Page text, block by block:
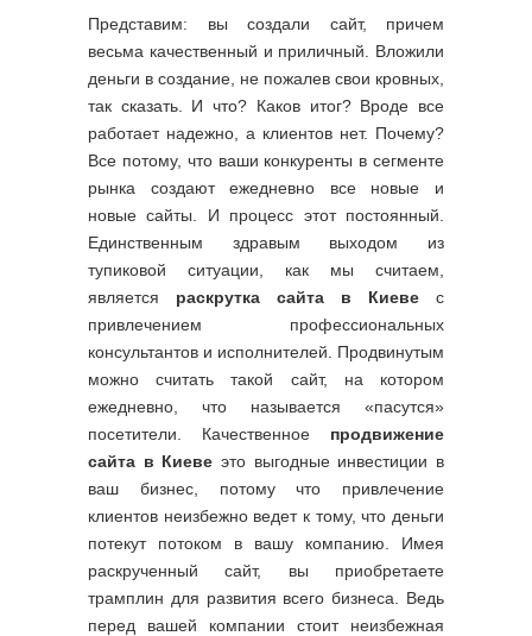
Представим: вы создали сайт, причем
весьма качественный и приличный. Вложили
деньги в создание, не пожалев свои кровных,
так сказать. И что? Каков итог? Вроде все
работает надежно, а клиентов нет. Почему?
Все потому, что ваши конкуренты в сегменте
рынка создают ежедневно все новые и
новые сайты. И процесс этот постоянный.
Единственным здравым выходом из
тупиковой ситуации, как мы считаем,
является раскрутка сайта в Киеве с
привлечением профессиональных
консультантов и исполнителей. Продвинутым
можно считать такой сайт, на котором
ежедневно, что называется «пасутся»
посетители. Качественное продвижение
сайта в Киеве это выгодные инвестиции в
ваш бизнес, потому что привлечение
клиентов неизбежно ведет к тому, что деньги
потекут потоком в вашу компанию. Имея
раскрученный сайт, вы приобретаете
трамплин для развития всего бизнеса. Ведь
перед вашей компании стоит неизбежная